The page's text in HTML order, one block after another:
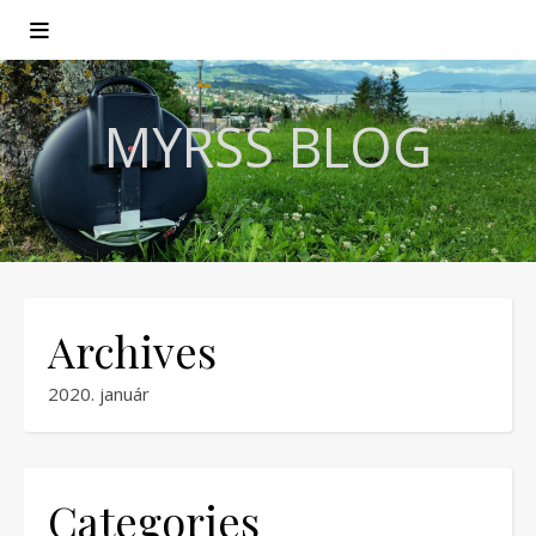
MYRSS BLOG
Archives
2020. január
Categories